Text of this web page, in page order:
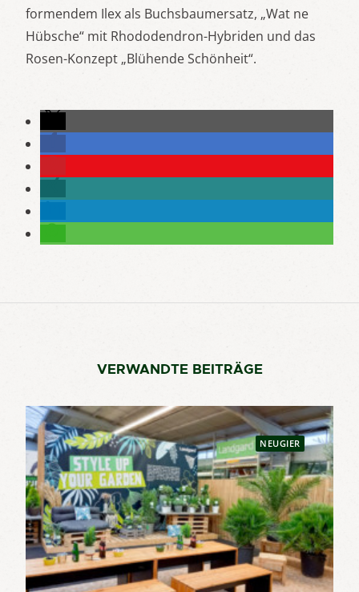
formendem Ilex als Buchsbaumersatz, „Wat ne
Hübsche“ mit Rhododendron-Hybriden und das
Rosen-Konzept „Blühende Schönheit“.
VERWANDTE BEITRÄGE
NEUGIER